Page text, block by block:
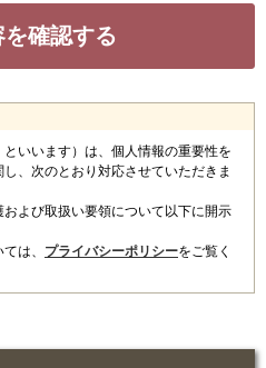
いいます）は、個人情報の重要性を
、次のとおり対応させていただきま
よび取扱い要領について以下に開示
は、 プライバシーポリシーをご覧く